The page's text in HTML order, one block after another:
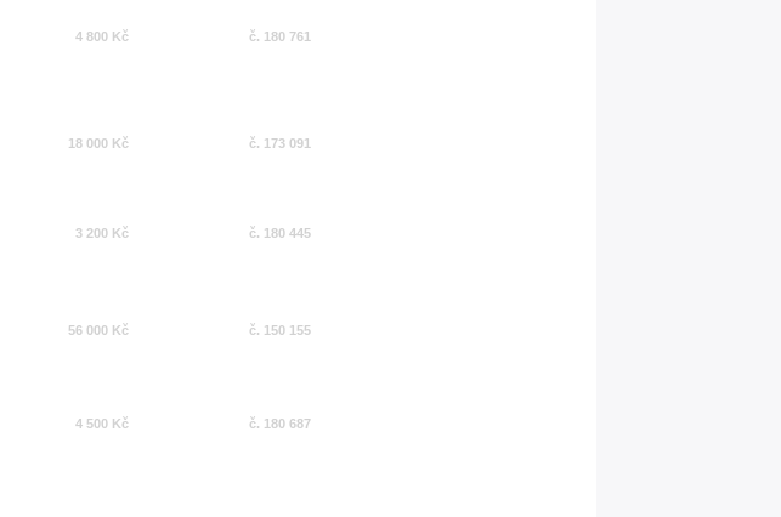
4 800 Kč č. 180 761
18 000 Kč č. 173 091
3 200 Kč č. 180 445
56 000 Kč č. 150 155
4 500 Kč č. 180 687